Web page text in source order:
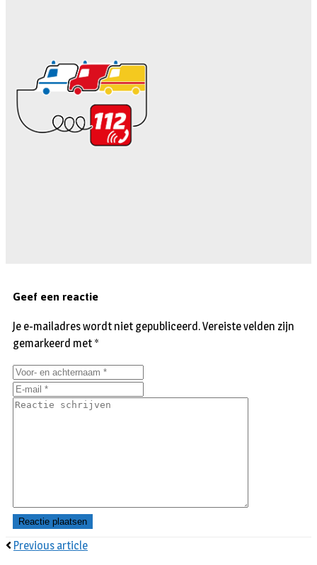
Previous article
Geef een reactie
Je e-mailadres wordt niet gepubliceerd.Vereiste velden zijn
gemarkeerd met *